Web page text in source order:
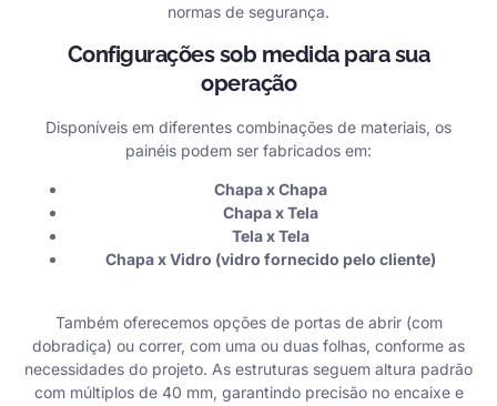
normas de segurança.
Configurações sob medida para sua
operação
Disponíveis em diferentes combinações de materiais, os
painéis podem ser fabricados em:
Chapa x Chapa
Chapa x Tela
Tela x Tela
Chapa x Vidro (vidro fornecido pelo cliente)
Também oferecemos opções de portas de abrir (com
dobradiça) ou correr, com uma ou duas folhas, conforme as
necessidades do projeto. As estruturas seguem altura padrão
com múltiplos de 40 mm, garantindo precisão no encaixe e